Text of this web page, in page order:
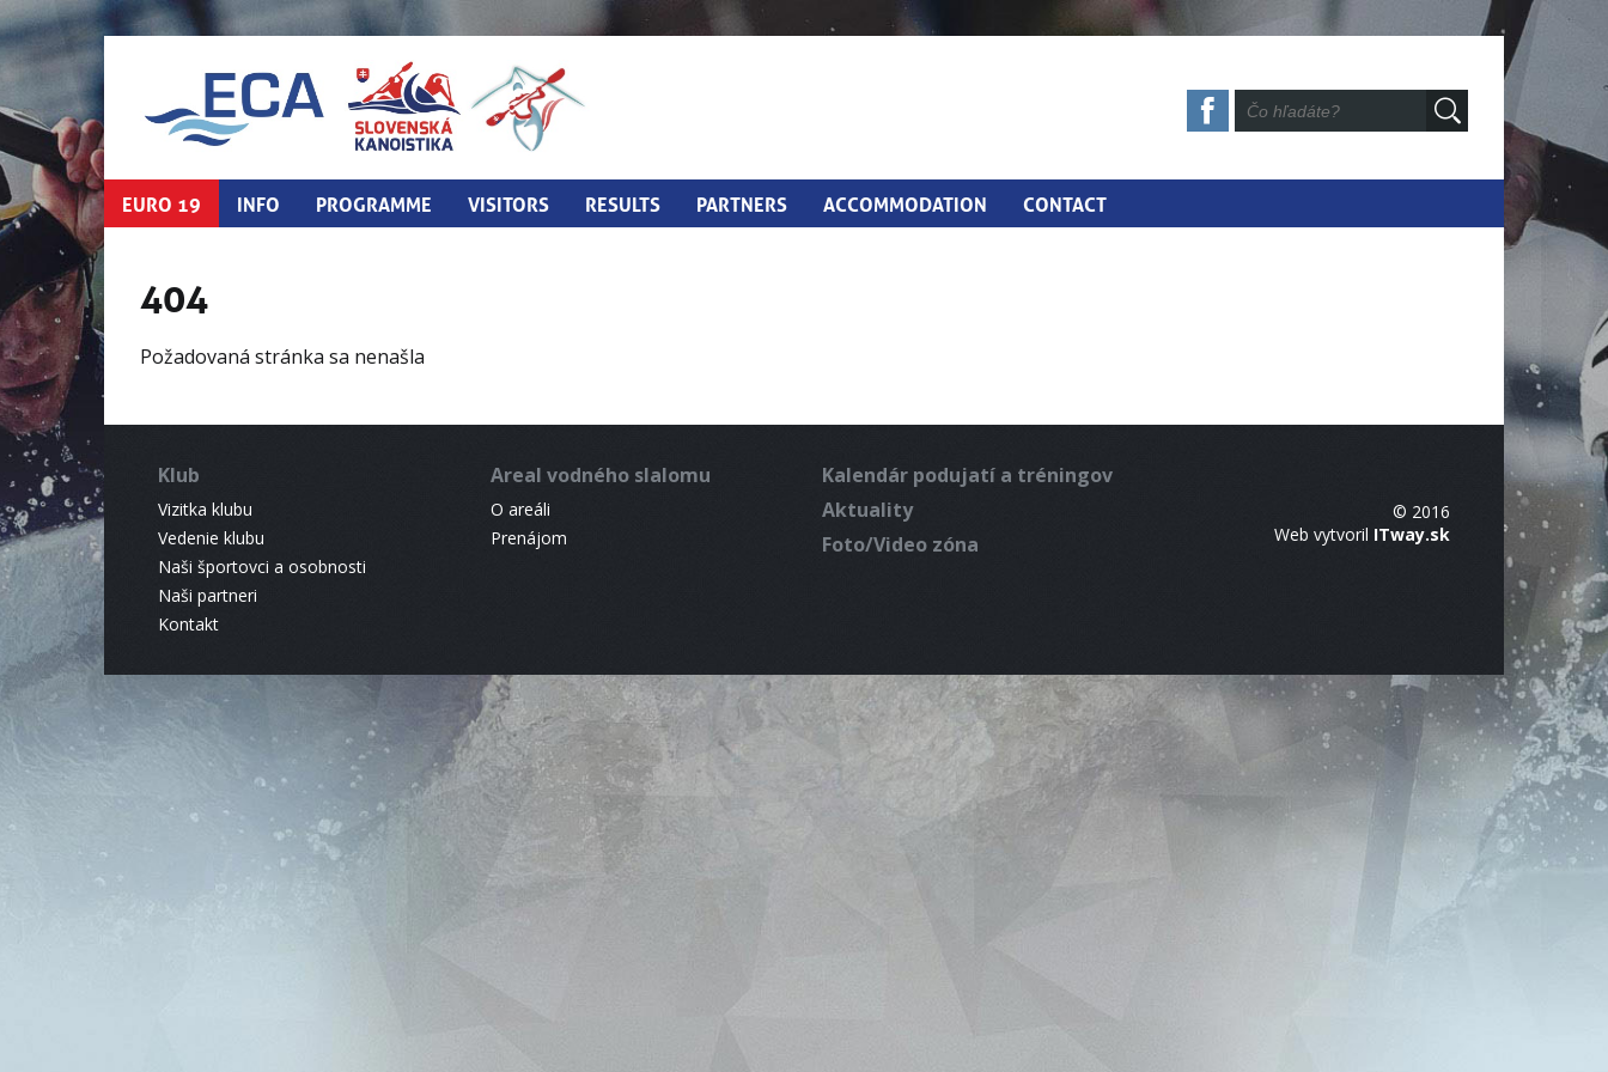
EURO 19 INFO PROGRAMME VISITORS RESULTS PARTNERS ACCOMMODATION CONTACT
404
Požadovaná stránka sa nenašla
Klub
Vizitka klubu
Vedenie klubu
Naši športovci a osobnosti
Naši partneri
Kontakt
Areal vodného slalomu
O areáli
Prenájom
Kalendár podujatí a tréningov
Aktuality
Foto/Video zóna
© 2016
Web vytvoril ITway.sk